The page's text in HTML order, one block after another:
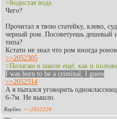
>йодистая вода
Чего?
Прочитал я твою статейку, клево,
черный ром. Посоветуешь дешевый
типа?
Кстати не знал что ром иногда
>>2052305
>Полагаю в школе ещё, как и
I was born to be a criminal, I guess
>>2052314
А я пытался уговорить
6-7м. Не вышло.
>>2052324